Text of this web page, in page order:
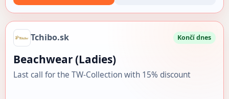
Tchibo.sk Končí dnes
Beachwear (Ladies)
Last call for the TW-Collection with 15% discount